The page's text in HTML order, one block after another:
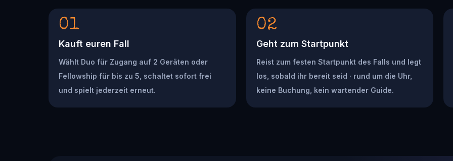
01
Kauft euren Fall
Wählt Duo für Zugang auf 2 Geräten oder
Fellowship für bis zu 5, schaltet sofort frei
und spielt jederzeit erneut.
02
Geht zum Startpunkt
Reist zum festen Startpunkt des Falls und legt
los, sobald ihr bereit seid · rund um die Uhr,
keine Buchung, kein wartender Guide.